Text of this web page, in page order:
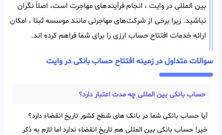
بین المللی در وایت ، انجام فرآیند‌های مهاجرت است، اصلاً نگران
نباشید. زیرا برخی از شرکت‌های مهاجرتی مانند موسسه ثبتا ، امکان
ارائه خدمات افتتاح حساب ارزی را برای شما فراهم کرده اند.
سوالات متداول در زمینه افتتاح حساب بانکی در وایت
حساب بانکی بین‌ المللی چه مدت اعتبار دارد؟
آیا حساب بانکی شما در بانک های شطح کشور تاریخ انقضاء دارد؟
خیر! حساب بانکی بین‌ المللی هم تاریخ انقضاء ندارد اما لازم به ذکر